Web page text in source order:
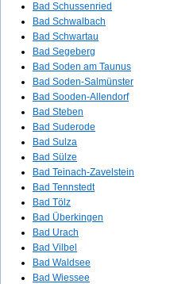
Bad Schussenried
Bad Schwalbach
Bad Schwartau
Bad Segeberg
Bad Soden am Taunus
Bad Soden-Salmünster
Bad Sooden-Allendorf
Bad Steben
Bad Suderode
Bad Sulza
Bad Sülze
Bad Teinach-Zavelstein
Bad Tennstedt
Bad Tölz
Bad Überkingen
Bad Urach
Bad Vilbel
Bad Waldsee
Bad Wiessee